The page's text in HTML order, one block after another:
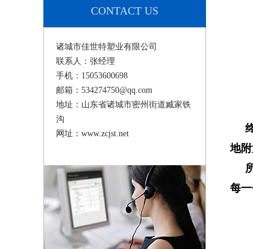
CONTACT US
诸城市佳世特塑业有限公司
联系人：张经理
手机：15053600698
邮箱：534274750@qq.com
地址：山东省诸城市密州街道臧家铁
沟
网址：www.zcjst.net
终
地
所
每